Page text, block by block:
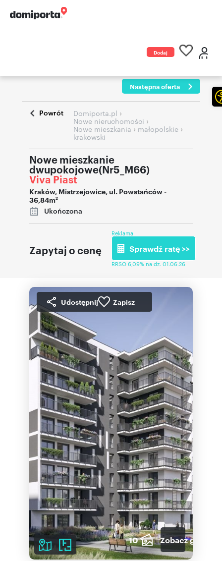
Dodaj
Następna oferta
Powrót Domiporta.pl ›
Nowe nieruchomości ›
Nowe mieszkania › małopolskie ›
krakowski
Nowe mieszkanie
dwupokojowe(Nr5_M66)
Viva Piast
Kraków, Mistrzejowice, ul. Powstańców-
36,84m2
Ukończona
Zapytaj o cenę
Reklama
Sprawdź ratę >>
RRSO 6,09% na dz. 01.06.26
Udostępnij Zapisz
10 Zobacz galerię